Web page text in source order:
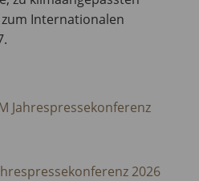
Internationalen
Jahrespressekonferenz
2026